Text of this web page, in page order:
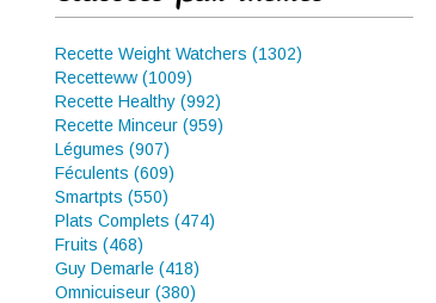
Recette Weight Watchers (1302)
Recetteww (1009)
Recette Healthy (992)
Recette Minceur (959)
Légumes (907)
Féculents (609)
Smartpts (550)
Plats Complets (474)
Fruits (468)
Guy Demarle (418)
Omnicuiseur (380)